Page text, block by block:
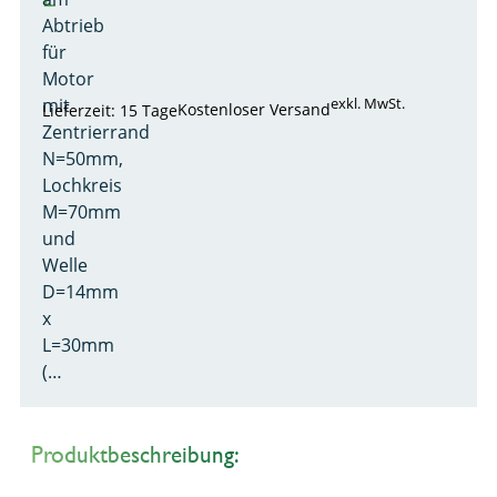
Abtrieb
für
Motor
mit
Zentrierrand
N=50mm,
Lochkreis
M=70mm
und
Welle
D=14mm
x
L=30mm
(…
Lieferzeit: 15 TageKostenloser Versandexkl. MwSt.
Produktbeschreibung: